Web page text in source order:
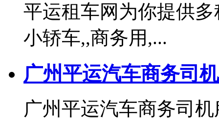
平运租车网为你提供
小轿车,,商务用,...
广州平运汽车商务司
广州平运汽车商务司